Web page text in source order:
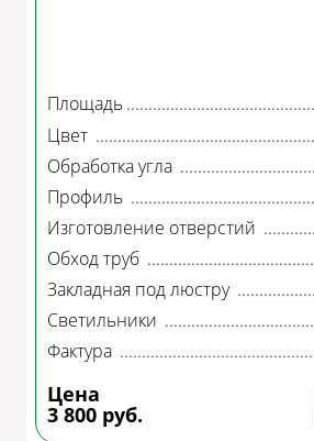
Площадь
Цвет
Обработка угла
Профиль
Изготовление отверстий
Обход труб
Закладная под люстру
Светильники
Фактура
Цена
3 800 руб.